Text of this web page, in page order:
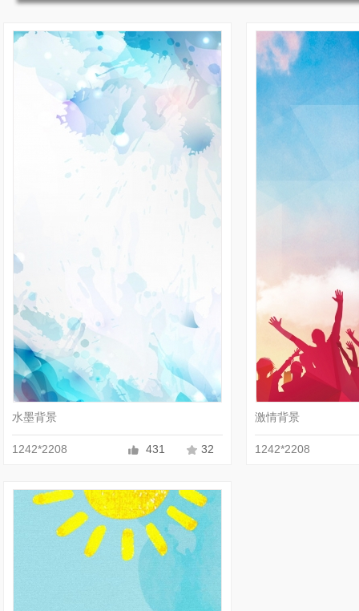
水墨背景
1242*2208 431 32
激情背景
1242*2208
JPG
收藏